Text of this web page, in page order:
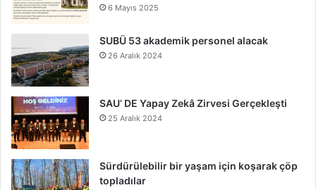
6 Mayıs 2025
SUBÜ 53 akademik personel alacak
26 Aralık 2024
SAU’ DE Yapay Zekâ Zirvesi Gerçekleşti
25 Aralık 2024
Sürdürülebilir bir yaşam için koşarak çöp
topladılar